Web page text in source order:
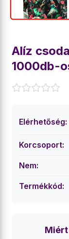
Alíz
1000db-
Elérhetőség:
Korcsoport:
Nem:
Termékkód: